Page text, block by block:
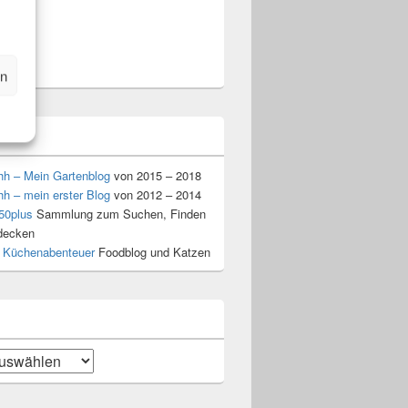
– Mein Gartenblogvon 2015 – 2018
– mein erster Blogvon 2012 – 2014
Sammlung zum Suchen, Finden
Foodblog und Katzen